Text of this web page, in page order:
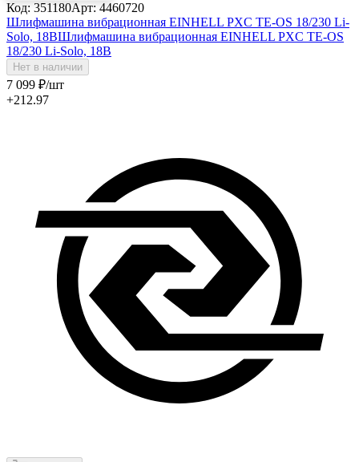
Код: 351180Арт: 4460720
Шлифмашина вибрационная EINHELL PXC TE-OS 18/230 Li-
Solo, 18ВШлифмашина вибрационная EINHELL PXC TE-OS
18/230 Li-Solo, 18В
Нет в наличии
7 099 ₽/шт
+212.97